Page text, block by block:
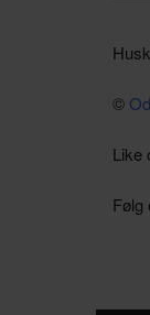
©
Like
Følg